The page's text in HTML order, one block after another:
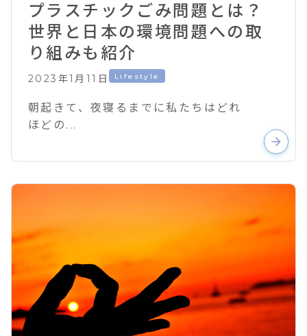
プラスチックごみ問題とは？
世界と日本の環境問題への取
り組みも紹介
2023年1月11日 Lifestyle
朝起きて、夜寝るまでに私たちはどれ
ほどの...
arrow_forward